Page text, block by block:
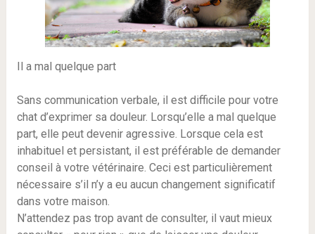
Il a mal quelque part
Sans communication verbale, il est difficile pour votre
chat d’exprimer sa douleur. Lorsqu’elle a mal quelque
part, elle peut devenir agressive. Lorsque cela est
inhabituel et persistant, il est préférable de demander
conseil à votre vétérinaire. Ceci est particulièrement
nécessaire s’il n’y a eu aucun changement significatif
dans votre maison.
N’attendez pas trop avant de consulter, il vaut mieux